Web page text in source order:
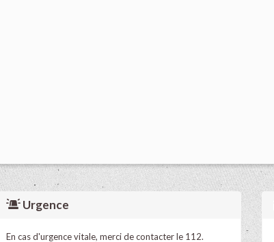
Urgence
En cas d'urgence vitale, merci de contacter le 112.